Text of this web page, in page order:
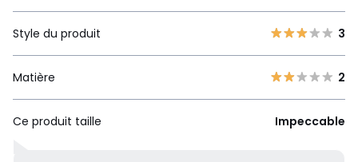
Style du produit 3
Matière 2
Ce produit taille Impeccable